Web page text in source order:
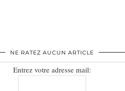
NE RATEZ AUCUN ARTICLE
Entrez votre adresse mail: